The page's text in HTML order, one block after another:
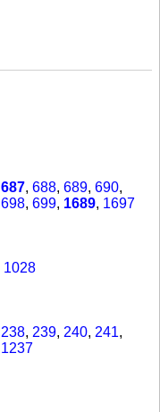
687, 688, 689, 690,
698, 699, 1689, 1697
1028
238, 239, 240, 241,
1237